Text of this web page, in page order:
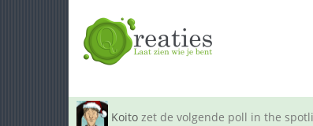
Koito zet de volgende poll in the